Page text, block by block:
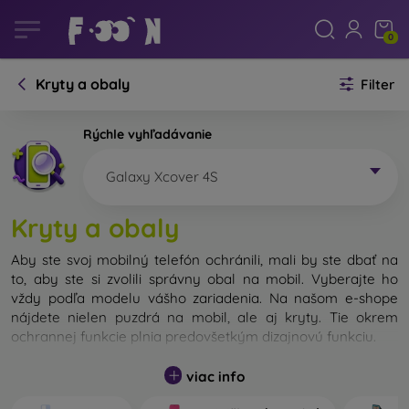
0
Kryty a obaly Filter
Rýchle vyhľadávanie
Galaxy Xcover 4S
Kryty a obaly
Aby ste svoj mobilný telefón ochránili, mali by ste dbať na
to, aby ste si zvolili správny obal na mobil. Vyberajte ho
vždy podľa modelu vášho zariadenia. Na našom e-shope
nájdete nielen puzdrá na mobil, ale aj kryty. Tie okrem
ochrannej funkcie plnia predovšetkým dizajnovú funkciu.
Kryt na mobil môžeme nazvať tiež zadný kryt. Je určený na
ochranu zadnej časti telefónu. Jednotlivé kryty na mobil sa
viac info